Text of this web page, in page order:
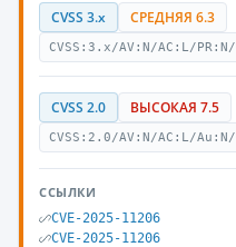
CVSS 3.x СРЕДНЯЯ 6.3
CVSS:3.x/AV:N/AC:L/
CVSS 2.0 ВЫСОКАЯ 7.5
CVSS:2.0/AV:N/AC:L/
ССЫЛКИ
CVE-2025-11206
CVE-2025-11206